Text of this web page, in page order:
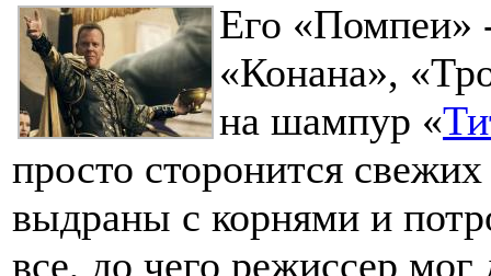
Его «Помпеи»
«Конана»,
на шампур «
просто сторонится
выдраны с корнями и
все, до чего режиссер мог